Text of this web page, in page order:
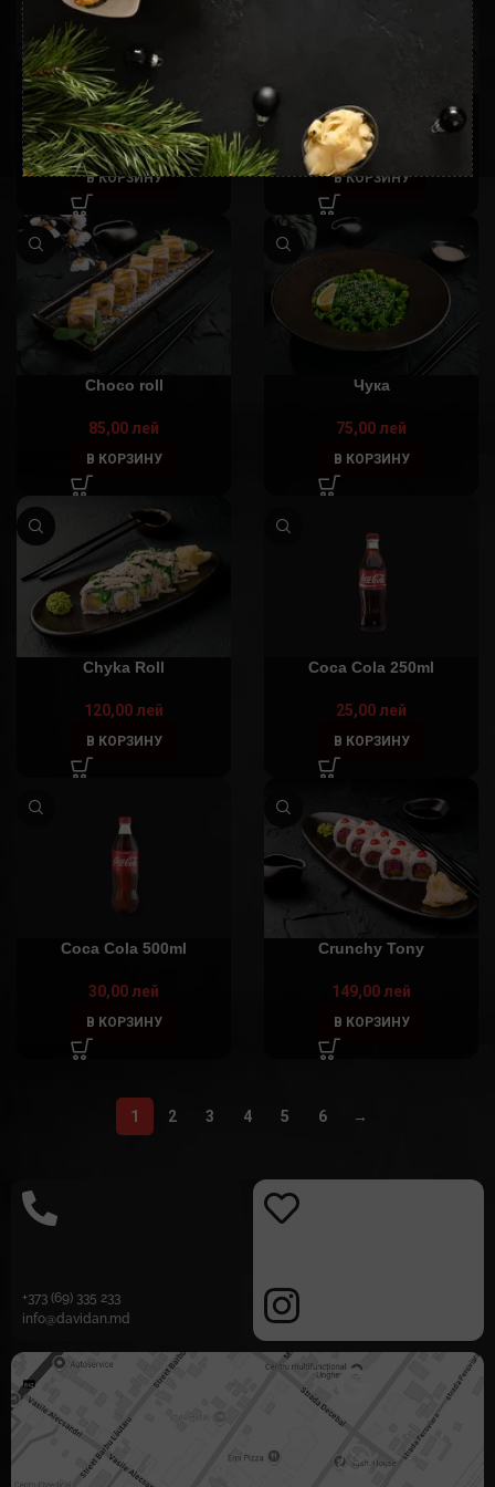
Cheescake
70,00лей
В КОРЗИНУ
Cherry roll
85,00
В КОРЗИНУ
Choco roll
85,00лей
В КОРЗИНУ
Чука
75,00лей
В КОРЗИНУ
Chyka Roll
120,00лей
В КОРЗИНУ
Coca Cola 250ml
25,00лей
В КОРЗИНУ
Coca Cola 500ml
30,00лей
В КОРЗИНУ
Crunchy Tony
149,00лей
В КОРЗИНУ
1 2 3 4 5 6 →
+373 (69) 335 233
info@davidan.md